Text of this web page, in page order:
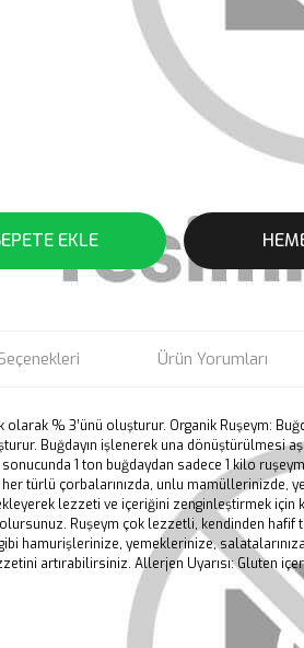
EKLE
Ürün Yorumları
olarak % 3’ünü oluşturur. Organik Ruşeym:
Buğdayın işlenerek una dönüştürülmesi
sonucunda 1 ton buğdaydan sadece 1 kilo
türlü çorbalarınızda, unlu mamüllerinizde,
lezzeti ve içeriğini zenginleştirmek
Ruşeym çok lezzetli, kendinden hafif
hamurişlerinize, yemeklerinize,
artırabilirsiniz. Allerjen Uyarısı: Gluten